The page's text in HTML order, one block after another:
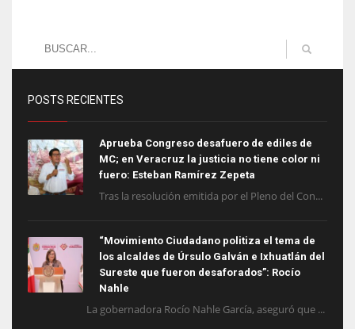
POSTS RECIENTES
Aprueba Congreso desafuero de ediles de
MC; en Veracruz la justicia no tiene color ni
fuero: Esteban Ramírez Zepeta
Tras la resolución emitida por el Pleno del Con...
“Movimiento Ciudadano politiza el tema de
los alcaldes de Úrsulo Galván e Ixhuatlán del
Sureste que fueron desaforados”: Rocío
Nahle
La gobernadora Rocío Nahle García, aseguró que ...